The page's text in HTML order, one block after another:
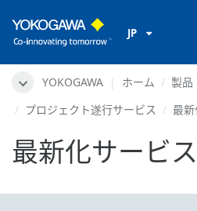
JP
YOKOGAWA ホーム
製品
プロジェクト遂行サービス
最
最新化サービス